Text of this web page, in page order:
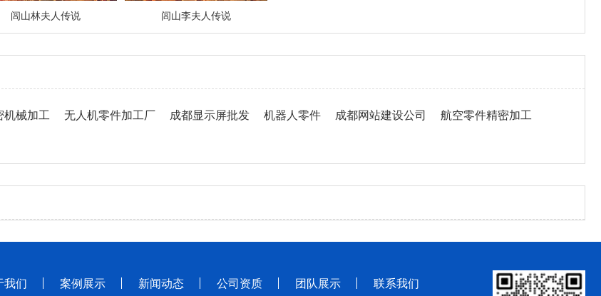
闾山林夫人传说 闾山李夫人传说
机械加工 无人机零件加工厂 成都显示屏批发 机器人零件 成都网站建设公司
航空零件精密加工
我们 案例展示 新闻动态 公司资质 团队展示 联系我们